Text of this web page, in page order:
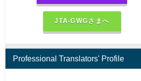
JTA-GWGさまへ
Professional Translators' Profile